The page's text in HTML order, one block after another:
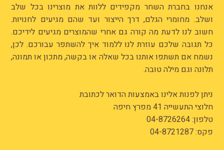
אנחנו בחברת השחר מקפידים ללוות את מוצרינו בכל שלב
ושלב. מחומרי הגלם, דרך הייצור ועד שהם מגיעים לחנויות.
חשוב לנו לדעת מה קורה גם אחרי שהמוצרים מגיעים לידיכם.
כל תגובה שלכם עוזרת לנו ללמוד איך להשתפר עבורכם. לכן,
נשמח אם תשתפו אותנו בכל שאלה או בקשה, מתכון או תמונה,
תלונה וגם מילה טובה.
ניתן לפנות אלינו באמצעות הדואר לכתובת
חלוצי התעשייה 41 מפרץ חיפה
טלפון:04-8726264
פקס: 04-8721287